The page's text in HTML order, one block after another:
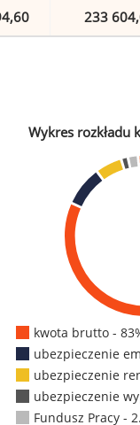
233
Wykres rozkładu
kwota brutto -
ubezpieczenie
ubezpieczenie
ubezpieczenie
Fundusz Pracy -